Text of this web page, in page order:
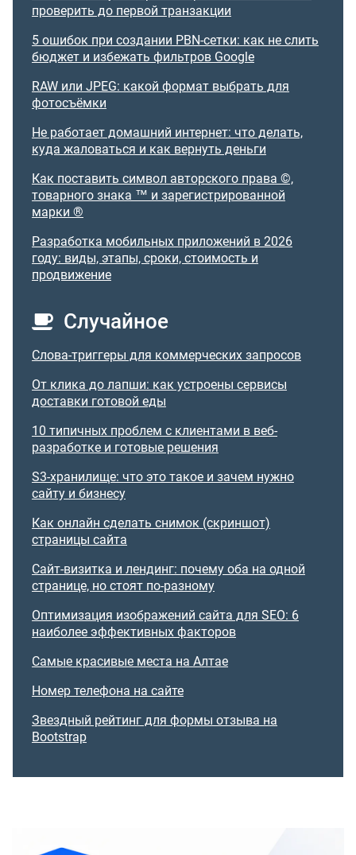
проверить до первой транзакции
5 ошибок при создании PBN-сетки: как не слить
бюджет и избежать фильтров Google
RAW или JPEG: какой формат выбрать для
фотосъёмки
Не работает домашний интернет: что делать,
куда жаловаться и как вернуть деньги
Как поставить символ авторского права ©,
товарного знака ™ и зарегистрированной
марки ®
Разработка мобильных приложений в 2026
году: виды, этапы, сроки, стоимость и
продвижение
Случайное
Слова-триггеры для коммерческих запросов
От клика до лапши: как устроены сервисы
доставки готовой еды
10 типичных проблем с клиентами в веб-
разработке и готовые решения
S3-хранилище: что это такое и зачем нужно
сайту и бизнесу
Как онлайн сделать снимок (скриншот)
страницы сайта
Сайт-визитка и лендинг: почему оба на одной
странице, но стоят по-разному
Оптимизация изображений сайта для SEO: 6
наиболее эффективных факторов
Самые красивые места на Алтае
Номер телефона на сайте
Звездный рейтинг для формы отзыва на
Bootstrap